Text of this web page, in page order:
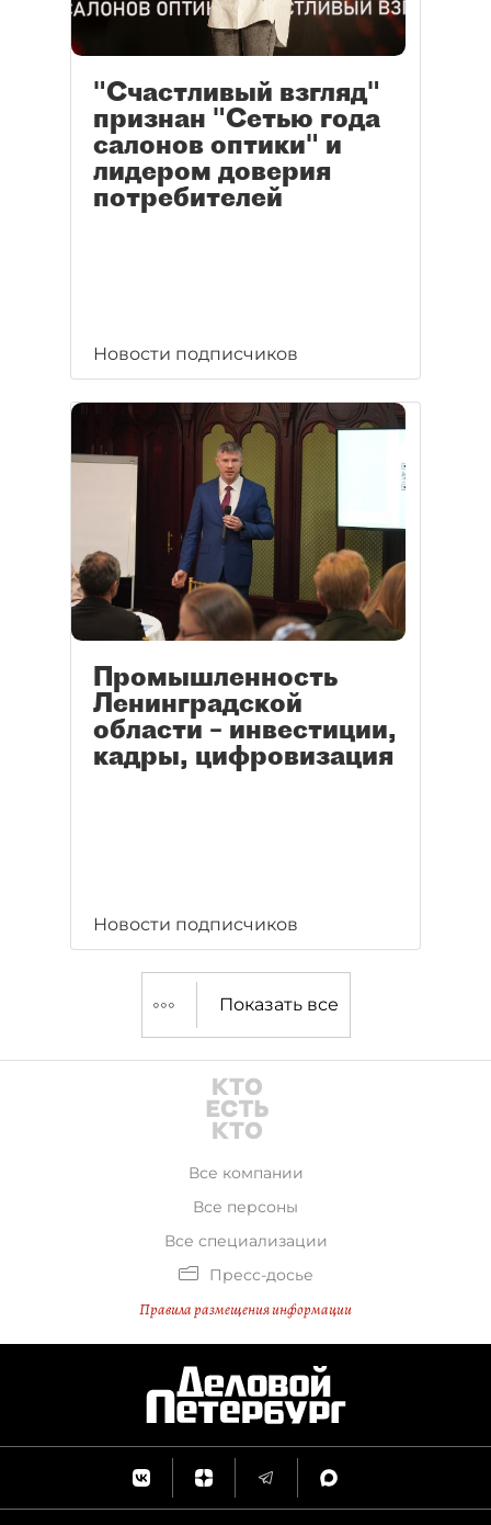
"Счастливый взгляд"
признан "Сетью года
салонов оптики" и
лидером доверия
потребителей
Новости подписчиков
Промышленность
Ленинградской
области – инвестиции,
кадры, цифровизация
Новости подписчиков
Показать все
Все компании
Все персоны
Все специализации
Пресс-досье
Правила размещения информации